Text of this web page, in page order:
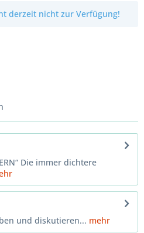
derzeit nicht zur Verfügung!
Die immer dichtere
und diskutieren... mehr